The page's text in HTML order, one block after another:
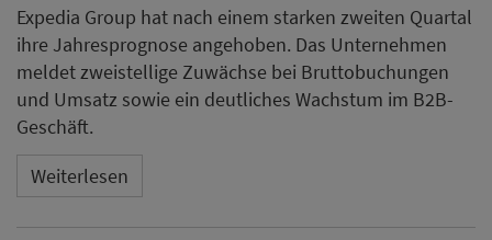
Expedia Group hat nach einem starken zweiten Quartal
ihre Jahresprognose angehoben. Das Unternehmen
meldet zweistellige Zuwächse bei Bruttobuchungen
und Umsatz sowie ein deutliches Wachstum im B2B-
Geschäft.
Weiterlesen